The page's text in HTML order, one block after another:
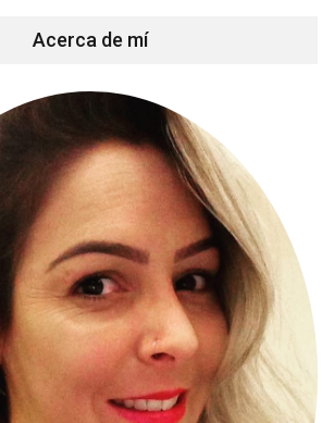
Acerca de mí